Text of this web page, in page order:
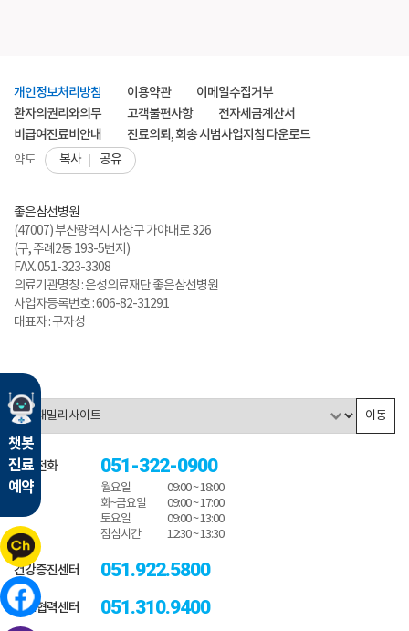
개인정보처리방침 이용약관
이메일수집거부
환자의권리와의무
고객불편사항
전자세금계산서
비급여진료비안내
진료의뢰, 회송 시범사업지침 다운로드
약도 복사 공유
좋은삼선병원
(47007) 부산광역시 사상구 가야대로 326
(구, 주례2동 193-5번지)
FAX. 051-323-3308
의료기관명칭 : 은성의료재단 좋은삼선병원
사업자등록번호 : 606-82-31291
대표자 : 구자성
이동
대표전화 051-322-0900
월요일
09:00 ~ 18:00
화~금요일
09:00 ~ 17:00
토요일
09:00 ~ 13:00
점심시간
12:30 ~ 13:30
건강증진센터 051.922.5800
진료협력센터 051.310.9400
챗봇
진료
예약